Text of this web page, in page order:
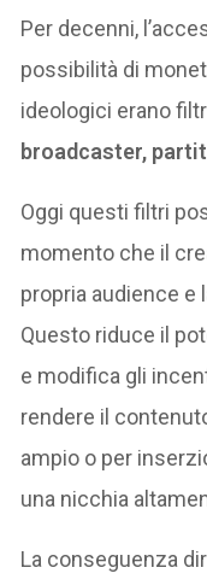
Per decenni,
possibilità di
ideologici erano
broadcaster,
Oggi questi filtri
momento che il
propria audience e
Questo riduce il
e modifica gli
rendere il
ampio o per
una nicchia
La conseguenza